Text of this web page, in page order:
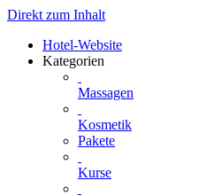
Direkt zum Inhalt
Hotel-Website
Kategorien
Massagen
Kosmetik
Pakete
Kurse